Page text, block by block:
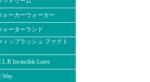
ォーカーウォーカー
ォーターランド
ィップラッシュ ファクト
Invincible Lures